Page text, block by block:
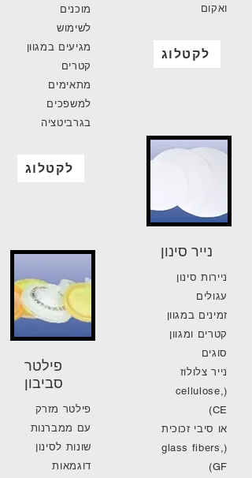
ואקום
לקטלוג
נייר סינון
ניירות סינון
עגולים
זמינים במגוון
קטרים ומגוון
סוגים
נייר צלולוז
(cellulose,
CE)
או סיבי זכוכית
(glass fibers,
GF)
מוכנים
לשימוש
מגיעים במגוון
קטרים
מתאימים
למשפכים
בגרביטציה
לקטלוג
פילטר
סביבון
פילטר מזרק
עם ממברנות
שונות לסינון
דוגמאות